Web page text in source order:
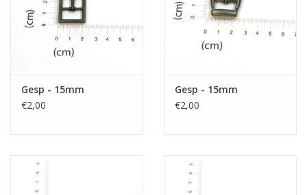
Gesp - 15mm
€2,00
Gesp - 15mm
€2,00